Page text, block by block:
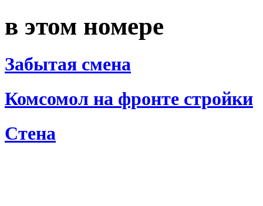
в этом номере
Забытая смена
Комсомол на фронте стройки
Стена